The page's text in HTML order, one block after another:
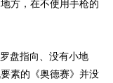
方，在不使用手枪的
盘指向、没有小地
素的《奥德赛》并没